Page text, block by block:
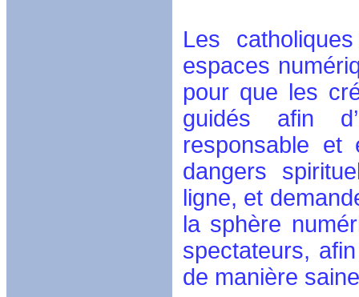
Les
espaces
pour que les
guidés afin
responsable et
dangers
ligne, et
la sphère
spectateurs,
de manière